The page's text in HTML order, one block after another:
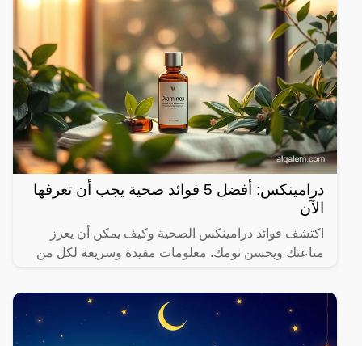
كما
درامينكس: أفضل 5 فوائد صحية يجب أن تعرفها
الآن
اكتشف فوائد درامينكس الصحية وكيف يمكن أن يعزز
مناعتك ويحسن نومك. معلومات مفيدة وسريعة لكل من